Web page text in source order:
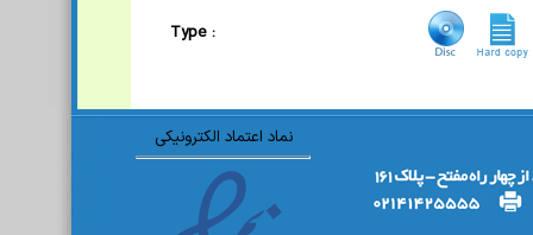
Type :
نماد اعتماد الکترونیکی